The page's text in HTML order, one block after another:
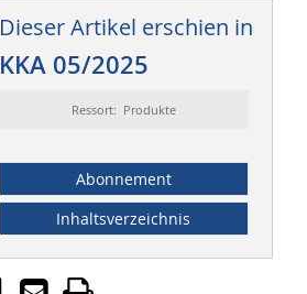
Dieser Artikel erschien in
KKA 05/2025
Ressort: Produkte
Abonnement
Inhaltsverzeichnis